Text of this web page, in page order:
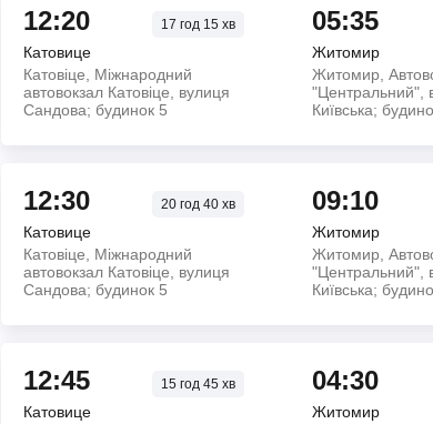
12:20 17 год15 хв
Катовице
Катовіце, Міжнародний
автовокзал Катовіце, вулиця
Сандова; будинок 5
05:35
Житомир
Житомир,
"Центральний",
Київська;
12:30 20 год40 хв
Катовице
Катовіце, Міжнародний
автовокзал Катовіце, вулиця
Сандова; будинок 5
09:10
Житомир
Житомир,
"Центральний",
Київська;
12:45 15 год45 хв
Катовице
04:30
Житомир